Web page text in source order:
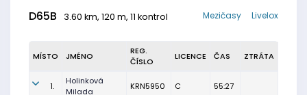
D65B 3.60 km, 120 m, 11 kontrol Livelox
Mezičasy
MÍSTO JMÉNO
REG.
ČÍSLO
LICENCE ČAS ZTRÁTA
1.
Holinková
Milada
KRN5950 C 55:27